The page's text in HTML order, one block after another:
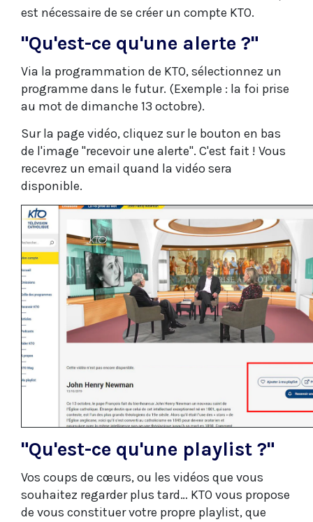
est nécessaire de se créer un compte KTO.
"Qu'est-ce qu'une alerte ?"
Via la programmation de KTO, sélectionnez un
programme dans le futur. (Exemple : la foi prise
au mot de dimanche 13 octobre).
Sur la page vidéo, cliquez sur le bouton en bas
de l'image "recevoir une alerte". C'est fait ! Vous
recevrez un email quand la vidéo sera
disponible.
"Qu'est-ce qu'une playlist ?"
Vos coups de cœurs, ou les vidéos que vous
souhaitez regarder plus tard… KTO vous propose
de vous constituer votre propre playlist, que